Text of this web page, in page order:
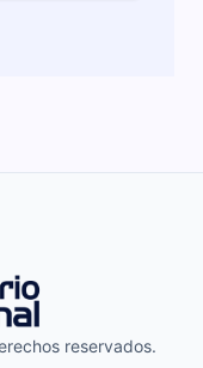
reservados.